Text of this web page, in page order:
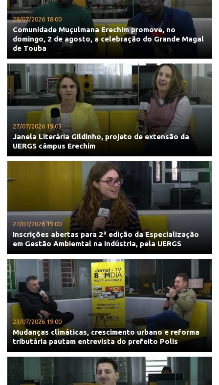
28/07/2026 18:00
Comunidade Muçulmana Erechim promove, no
domingo, 2 de agosto, a celebração do Grande Magal
de Touba
27/07/2026 19:05
Janela Literária Gildinho, projeto de extensão da
UERGS câmpus Erechim
27/07/2026 19:00
Inscrições abertas para 2ª edição da Especialização
em Gestão Ambiemtal na Indústria, pela UERGS
23/07/2026 19:00
Mudanças climáticas, crescimento urbano e reforma
tributária pautam entrevista do prefeito Polis